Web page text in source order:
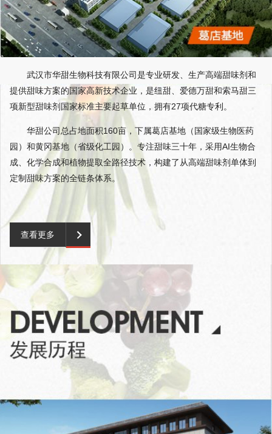
武汉市华甜生物科技有限公司是专业研发、生产高端甜味剂和
提供甜味方案的国家高新技术企业，是纽甜、爱德万甜和索马甜三
项新型甜味剂国家标准主要起草单位，拥有27项代糖专利。
华甜公司总占地面积160亩，下属葛店基地（国家级生物医药
园）和黄冈基地（省级化工园）。专注甜味三十年，采用AI生物合
成、化学合成和植物提取全路径技术，构建了从高端甜味剂单体到
定制甜味方案的全链条体系。
查看更多